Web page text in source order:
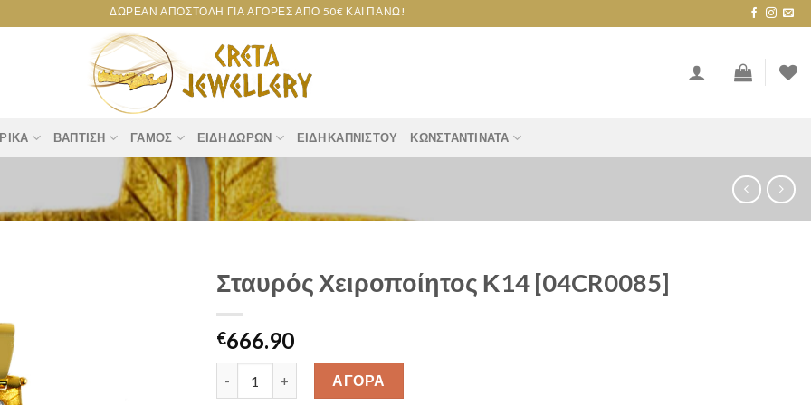
ΔΩΡΕΆΝ ΑΠΟΣΤΟΛΉ ΓΙΑ ΑΓΟΡΈΣ ΑΠΌ 50€ ΚΑΙ ΠΆΝΩ!
ΒΆΠΤΙΣΗ ΓΆΜΟΣ ΕΊΔΗ ΔΏΡΩΝ ΕΊΔΗ ΚΑΠΝΙΣΤΟΎ ΚΩΝΣΤΑΝΤΙΝΆΤΑ
Σταυρός Χειροποίητος Κ14 [04CR0085]
€666.90
Σταυρός Χειροποίητος Κ14 [04CR0085] quantity
ΑΓΟΡΑ